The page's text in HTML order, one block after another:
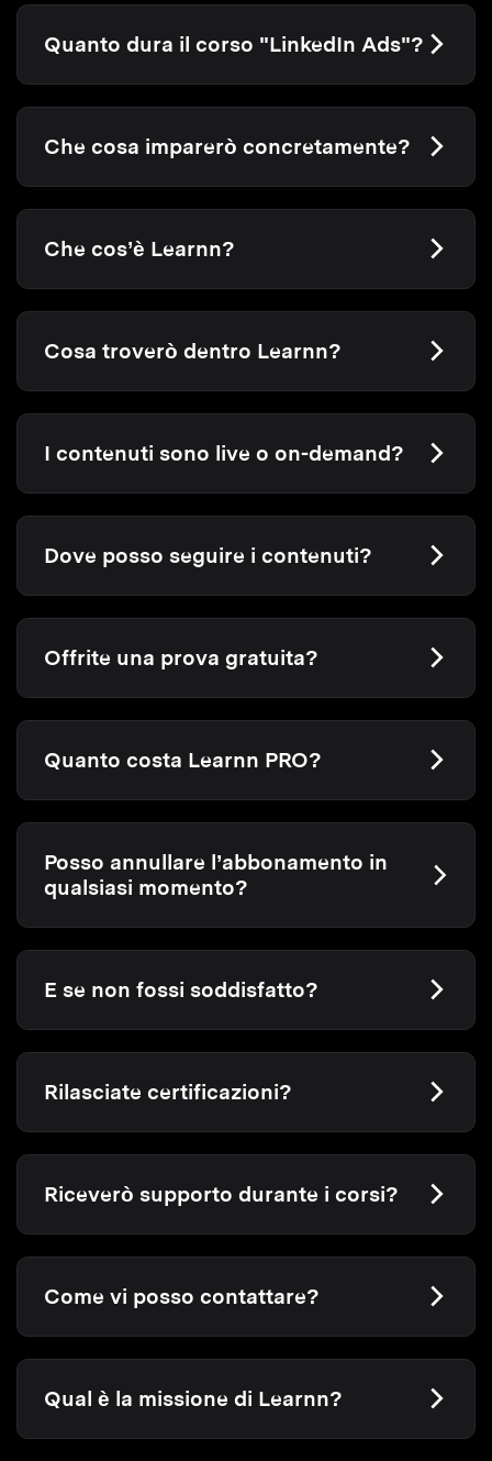
Quanto dura il corso "LinkedIn Ads"?
Che cosa imparerò concretamente?
Che cos’è Learnn?
Cosa troverò dentro Learnn?
I contenuti sono live o on-demand?
Dove posso seguire i contenuti?
Offrite una prova gratuita?
Quanto costa Learnn PRO?
Posso annullare l’abbonamento in
qualsiasi momento?
E se non fossi soddisfatto?
Rilasciate certificazioni?
Riceverò supporto durante i corsi?
Come vi posso contattare?
Qual è la missione di Learnn?